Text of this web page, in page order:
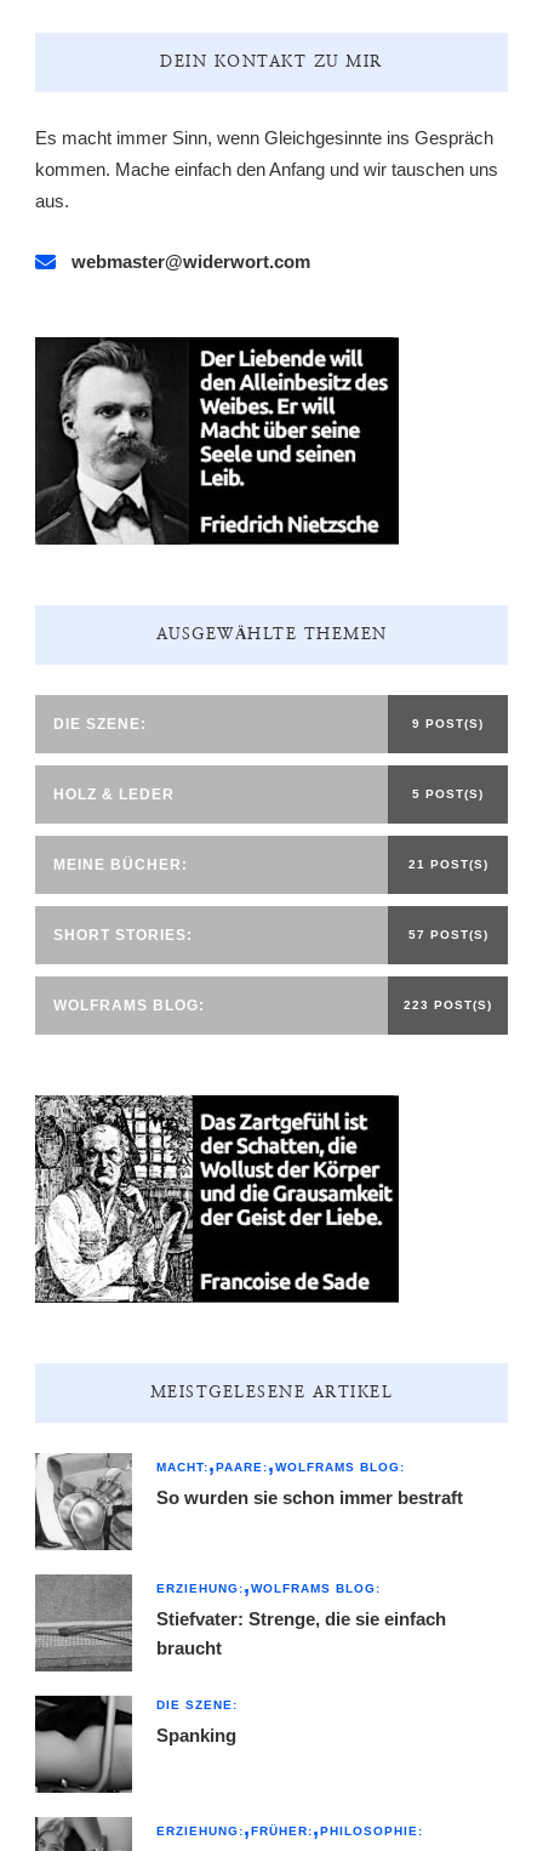
DEIN KONTAKT ZU MIR
Es macht immer Sinn, wenn Gleichgesinnte ins Gespräch
kommen. Mache einfach den Anfang und wir tauschen uns
aus.
webmaster@widerwort.com
AUSGEWÄHLTE THEMEN
DIE SZENE: 9 POST(S)
HOLZ & LEDER 5 POST(S)
MEINE BÜCHER: 21 POST(S)
SHORT STORIES: 57 POST(S)
WOLFRAMS BLOG: 223 POST(S)
MEISTGELESENE ARTIKEL
MACHT: PAARE: WOLFRAMS BLOG:
So wurden sie schon immer bestraft
ERZIEHUNG: WOLFRAMS BLOG:
Stiefvater: Strenge, die sie einfach
braucht
DIE SZENE:
Spanking
ERZIEHUNG: FRÜHER: PHILOSOPHIE: